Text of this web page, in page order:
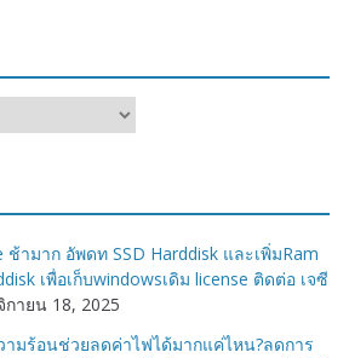
ช้ามาก อัพดท SSD Harddisk และเพิ่มRam
เพื่อเก็บwindowsเดิม license ติดต่อ เจซี
กายน 18, 2025
มร้อนช่วยลดค่าไฟได้มากแค่ไหน?ลดการ